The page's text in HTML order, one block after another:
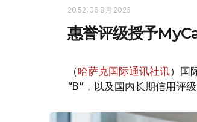
20:52, 06 8月 2026
惠誉评级授予
（哈萨克国际通讯社讯）国
“B”，以及国内长期信用评级